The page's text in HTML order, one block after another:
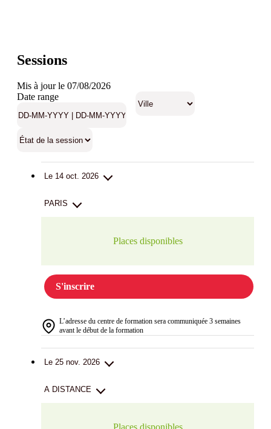
Sessions
Mis à jour le 07/08/2026
Date range
Le 14 oct. 2026
PARIS
Places disponibles
S'inscrire
L’adresse du centre de formation sera communiquée 3 semaines
avant le début de la formation
Le 25 nov. 2026
A DISTANCE
Places disponibles